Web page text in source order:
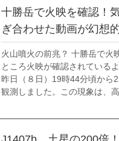
十勝岳で火映を確認！
ぎ合わせた動画が幻想
火山噴火の前兆？ 十勝岳で
ところ火映が確認されている
昨日（８日）19時44分頃から
観測しました。この現象は、
られます。火口周辺は火山ガ
注意してください。＜噴火予